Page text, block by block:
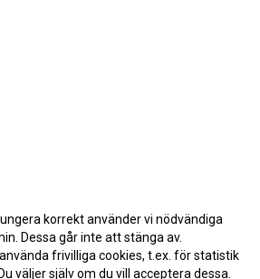
korrekt använder vi nödvändiga
Dessa går inte att stänga av.
frivilliga cookies, t.ex. för statistik
väljer själv om du vill acceptera dessa.